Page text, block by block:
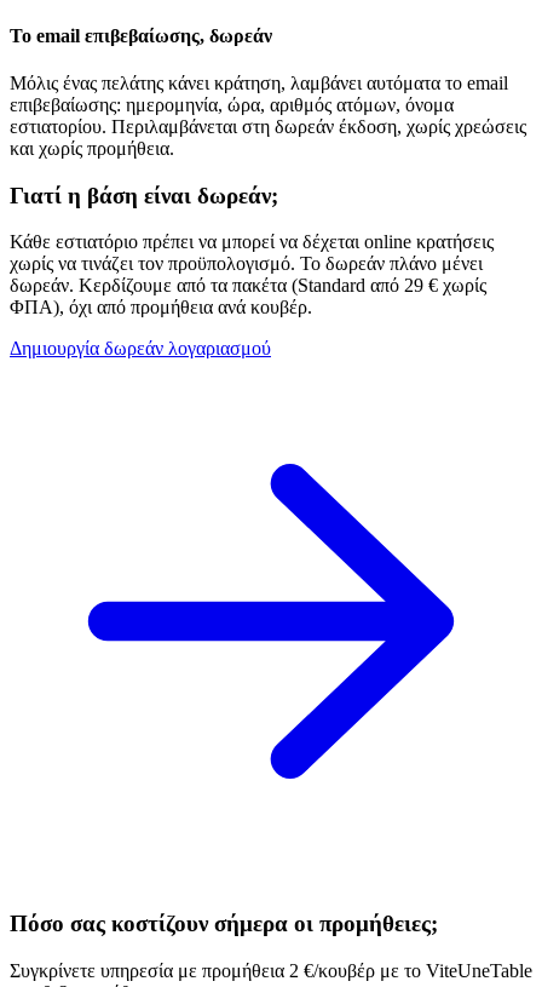
Το email επιβεβαίωσης, δωρεάν
Μόλις ένας πελάτης κάνει κράτηση, λαμβάνει αυτόματα το email
επιβεβαίωσης: ημερομηνία, ώρα, αριθμός ατόμων, όνομα
εστιατορίου. Περιλαμβάνεται στη δωρεάν έκδοση, χωρίς χρεώσεις
και χωρίς προμήθεια.
Γιατί η βάση είναι δωρεάν;
Κάθε εστιατόριο πρέπει να μπορεί να δέχεται online κρατήσεις
χωρίς να τινάζει τον προϋπολογισμό. Το δωρεάν πλάνο μένει
δωρεάν. Κερδίζουμε από τα πακέτα (Standard από 29 € χωρίς
ΦΠΑ), όχι από προμήθεια ανά κουβέρ.
Δημιουργία δωρεάν λογαριασμού
Πόσο σας κοστίζουν σήμερα οι προμήθειες;
Συγκρίνετε υπηρεσία με προμήθεια 2 €/κουβέρ με το ViteUneTable